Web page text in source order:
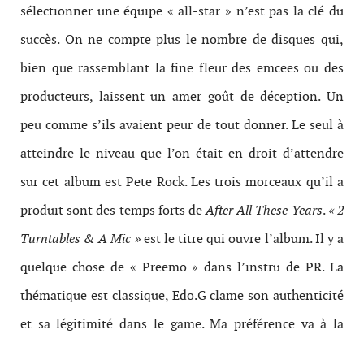
sélectionner une équipe « all-star » n’est pas la clé du
succès. On ne compte plus le nombre de disques qui,
bien que rassemblant la fine fleur des emcees ou des
producteurs, laissent un amer goût de déception. Un
peu comme s’ils avaient peur de tout donner. Le seul à
atteindre le niveau que l’on était en droit d’attendre
sur cet album est Pete Rock. Les trois morceaux qu’il a
produit sont des temps forts deAfter All These Years.« 2
Turntables & A Mic »est le titre qui ouvre l’album. Il y a
quelque chose de « Preemo » dans l’instru de PR. La
thématique est classique, Edo.G clame son authenticité
et sa légitimité dans le game. Ma préférence va à la